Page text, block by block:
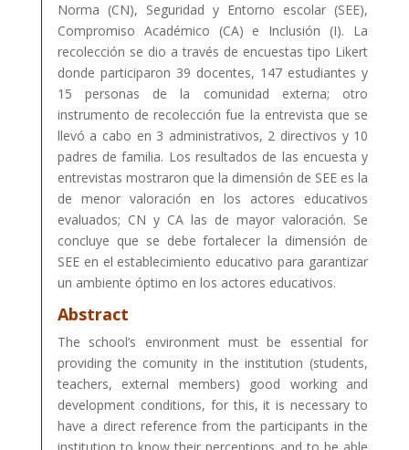
Norma (CN), Seguridad y Entorno escolar (SEE),
Compromiso Académico (CA) e Inclusión (I). La
recolección se dio a través de encuestas tipo Likert
donde participaron 39 docentes, 147 estudiantes y
15 personas de la comunidad externa; otro
instrumento de recolección fue la entrevista que se
llevó a cabo en 3 administrativos, 2 directivos y 10
padres de familia. Los resultados de las encuesta y
entrevistas mostraron que la dimensión de SEE es la
de menor valoración en los actores educativos
evaluados; CN y CA las de mayor valoración. Se
concluye que se debe fortalecer la dimensión de
SEE en el establecimiento educativo para garantizar
un ambiente óptimo en los actores educativos.
Abstract
The school’s environment must be essential for
providing the comunity in the institution (students,
teachers, external members) good working and
development conditions, for this, it is necessary to
have a direct reference from the participants in the